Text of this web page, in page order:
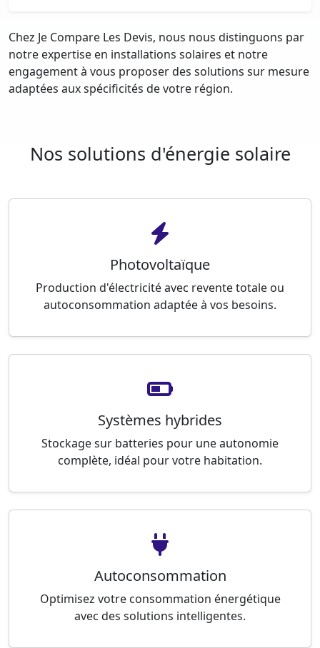
Chez Je Compare Les Devis, nous nous distinguons par
notre expertise en installations solaires et notre
engagement à vous proposer des solutions sur mesure
adaptées aux spécificités de votre région.
Nos solutions d'énergie solaire
Photovoltaïque
Production d'électricité avec revente totale ou
autoconsommation adaptée à vos besoins.
Systèmes hybrides
Stockage sur batteries pour une autonomie
complète, idéal pour votre habitation.
Autoconsommation
Optimisez votre consommation énergétique
avec des solutions intelligentes.